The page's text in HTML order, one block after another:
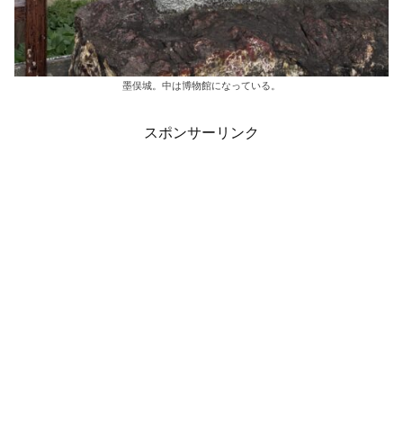
墨俣城。中は博物館になっている。
スポンサーリンク